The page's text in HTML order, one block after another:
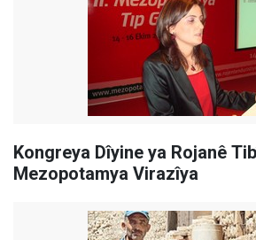
Kongreya Dîyine ya Rojanê
Mezopotamya Virazîya